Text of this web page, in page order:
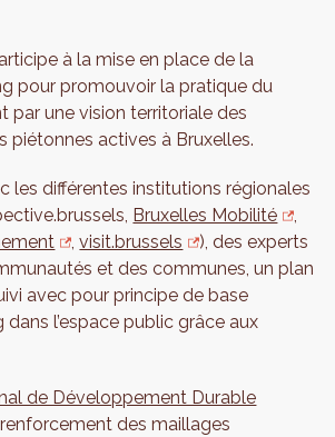
à la mise en place de la
pour promouvoir la pratique du
par une vision territoriale des
piétonnes actives à Bruxelles.
les différentes institutions régionales
Bruxelles Mobilité
,
,visit.brussels
), des experts
et des communes, un plan
avec pour principe de base
dans l’espace public grâce aux
de Développement Durable
des maillages